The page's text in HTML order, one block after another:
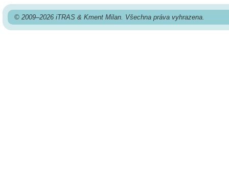
© 2009–2026 iTRAS & Kment Milan. Všechna práva vyhrazena.